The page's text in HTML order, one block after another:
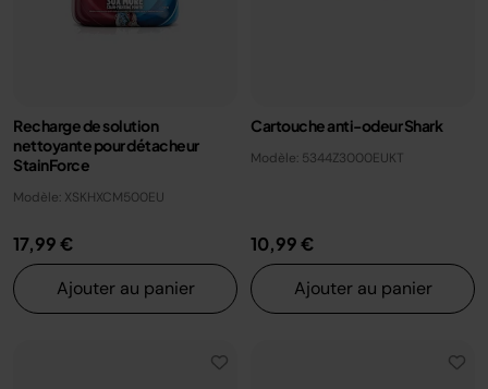
Recharge de solution
nettoyante pour détacheur
StainForce
Modèle: XSKHXCM500EU
17,99 €
Ajouter au panier
Cartouche anti-odeur Shark
Modèle: 5344Z3000EUKT
10,99 €
Ajouter au panier